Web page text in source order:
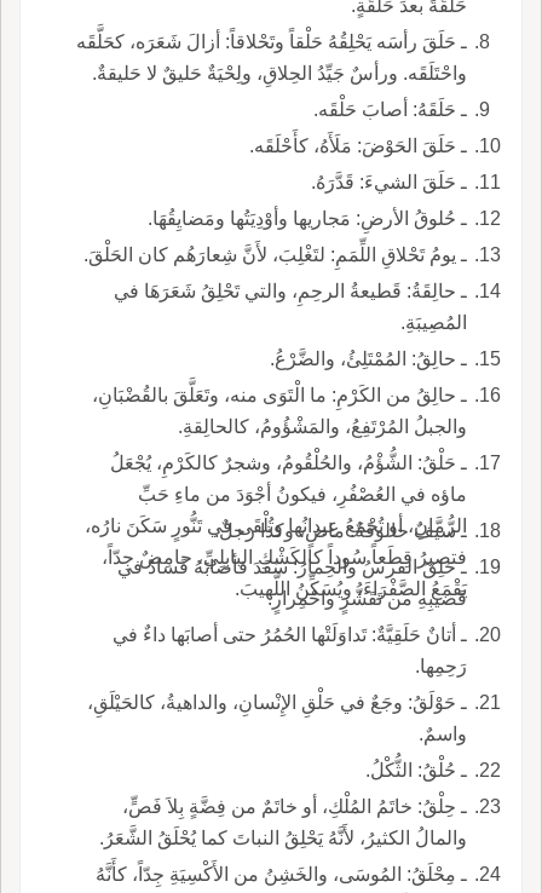
حَلْقَةً بعدَ حَلْقَةٍ.
ـ حَلَقَ رأسَه يَحْلِقُهُ حَلْقاً وتَحْلاقاً: أزالَ شَعَرَه، كحَلَّقَه
واحْتَلَقَه. ورأسٌ جَيِّدُ الحِلاقِ، ولِحْيَةٌ حَليقٌ لا حَليقةٌ.
ـ حَلَقَهُ: أصابَ حَلْقَه.
ـ حَلَقَ الحَوْضَ: مَلَأَهُ، كأَحْلَقَه.
ـ حَلَقَ الشيءَ: قَدَّرَهُ.
ـ حُلوقُ الأرضِ: مَجاريها وأوْدِيَتُها ومَضايِقُهَا.
ـ يومُ تَحْلاقِ اللِّمَمِ: لتَغْلِبَ، لأَنَّ شِعارَهُم كان الحَلْقَ.
ـ حالِقَةُ: قَطيعةُ الرحِمِ، والتي تَحْلِقُ شَعَرَهَا في
المُصِيبَةِ.
ـ حالِقُ: المُمْتَلِئُ، والضَّرْعُ.
ـ حالِقُ من الكَرْمِ: ما الْتَوَى منه، وتَعَلَّقَ بالقُضْبَانِ،
والجبلُ المُرْتَفِعُ، والمَشْؤُومُ، كالحالِقةِ.
ـ حَلْقُ: الشُّؤْمُ، والحُلْقُومُ، وشجرٌ كالكَرْمِ، يُجْعَلُ
ماؤه في العُصْفُرِ، فيكونُ أجْوَدَ من ماءِ حَبِّ
الرُّمَّانِ، أو تُجْمَعُ عِيدانُها وتُلْقَى في تَنُّورٍ سَكَنَ نارُه،
فتصيرُ قِطَعاً سُوداً كالكَشْكِ البابِلِيِّ، حامِضٌ جِدّاً،
يَقْمَعُ الصَّفْرَاءَ، ويُسَكِّنُ اللَّهيبَ.
ـ سيفٌ حالوقَةٌ: ماضٍ، وكذا رجلٌ.
ـ حَلِقَ الفرسُ والحِمارُ: سَفَدَ فأصابَهُ فَسادٌ في
قَضيبِهِ من تَقَشُّرٍ واحْمِرارٍ.
ـ أتانٌ حَلَقِيَّةٌ: تَداوَلَتْها الحُمُرُ حتى أصابَها داءٌ في
رَحِمِها.
ـ حَوْلَقُ: وجَعٌ في حَلْقِ الإِنْسانِ، والداهيةُ، كالحَيْلَقِ،
واسمٌ.
ـ حُلْقُ: الثُّكْلُ.
ـ حِلْقُ: خاتَمُ المُلْكِ، أو خاتَمٌ من فِضَّةٍ بِلاَ فَصٍّ،
والمالُ الكثيرُ، لأَنَّهُ يَحْلِقُ النباتَ كما يُحْلَقُ الشَّعَرُ.
ـ مِحْلَقُ: المُوسَى، والخَشِنُ من الأَكْسِيَةِ جِدّاً، كأَنَّهُ